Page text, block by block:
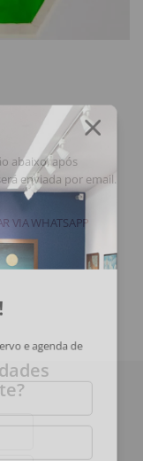
abaixo, após
enviada por email.
VIA WHATSAPP
e agenda de